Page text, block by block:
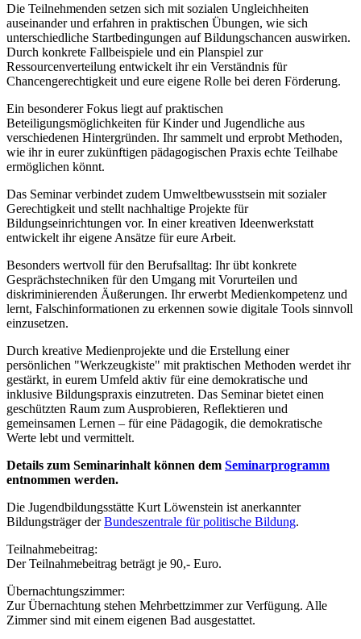
Die Teilnehmenden setzen sich mit sozialen Ungleichheiten
auseinander und erfahren in praktischen Übungen, wie sich
unterschiedliche Startbedingungen auf Bildungschancen auswirken.
Durch konkrete Fallbeispiele und ein Planspiel zur
Ressourcenverteilung entwickelt ihr ein Verständnis für
Chancengerechtigkeit und eure eigene Rolle bei deren Förderung.
Ein besonderer Fokus liegt auf praktischen
Beteiligungsmöglichkeiten für Kinder und Jugendliche aus
verschiedenen Hintergründen. Ihr sammelt und erprobt Methoden,
wie ihr in eurer zukünftigen pädagogischen Praxis echte Teilhabe
ermöglichen könnt.
Das Seminar verbindet zudem Umweltbewusstsein mit sozialer
Gerechtigkeit und stellt nachhaltige Projekte für
Bildungseinrichtungen vor. In einer kreativen Ideenwerkstatt
entwickelt ihr eigene Ansätze für eure Arbeit.
Besonders wertvoll für den Berufsalltag: Ihr übt konkrete
Gesprächstechniken für den Umgang mit Vorurteilen und
diskriminierenden Äußerungen. Ihr erwerbt Medienkompetenz und
lernt, Falschinformationen zu erkennen sowie digitale Tools sinnvoll
einzusetzen.
Durch kreative Medienprojekte und die Erstellung einer
persönlichen "Werkzeugkiste" mit praktischen Methoden werdet ihr
gestärkt, in eurem Umfeld aktiv für eine demokratische und
inklusive Bildungspraxis einzutreten. Das Seminar bietet einen
geschützten Raum zum Ausprobieren, Reflektieren und
gemeinsamen Lernen – für eine Pädagogik, die demokratische
Werte lebt und vermittelt.
Details zum Seminarinhalt können dem Seminarprogramm
entnommen werden.
Die Jugendbildungsstätte Kurt Löwenstein ist anerkannter
Bildungsträger derBundeszentrale für politische Bildung.
Teilnahmebeitrag:
Der Teilnahmebeitrag beträgt je 90,- Euro.
Übernachtungszimmer:
Zur Übernachtung stehen Mehrbettzimmer zur Verfügung. Alle
Zimmer sind mit einem eigenen Bad ausgestattet.